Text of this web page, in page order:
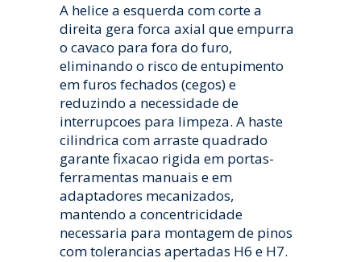
A helice a esquerda com corte a
direita gera forca axial que empurra
o cavaco para fora do furo,
eliminando o risco de entupimento
em furos fechados (cegos) e
reduzindo a necessidade de
interrupcoes para limpeza. A haste
cilindrica com arraste quadrado
garante fixacao rigida em portas-
ferramentas manuais e em
adaptadores mecanizados,
mantendo a concentricidade
necessaria para montagem de pinos
com tolerancias apertadas H6 e H7.